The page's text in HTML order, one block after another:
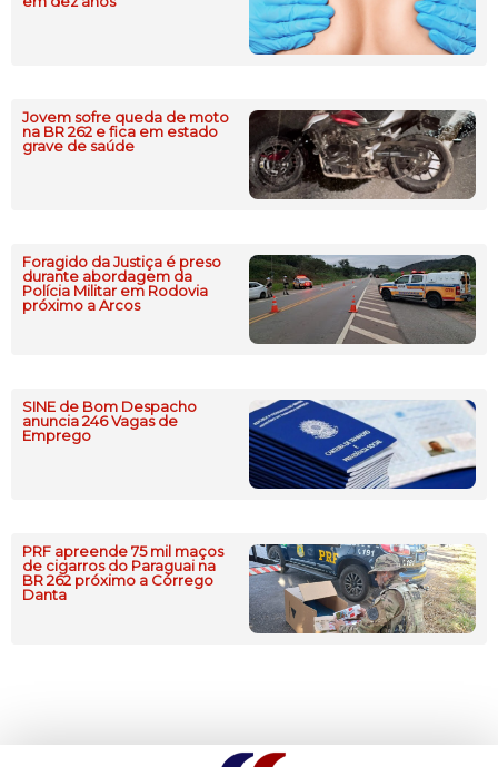
Jovem sofre queda de moto
na BR 262 e fica em estado
grave de saúde
Foragido da Justiça é preso
durante abordagem da
Polícia Militar em Rodovia
próximo a Arcos
SINE de Bom Despacho
anuncia 246 Vagas de
Emprego
PRF apreende 75 mil maços
de cigarros do Paraguai na
BR 262 próximo a Córrego
Danta